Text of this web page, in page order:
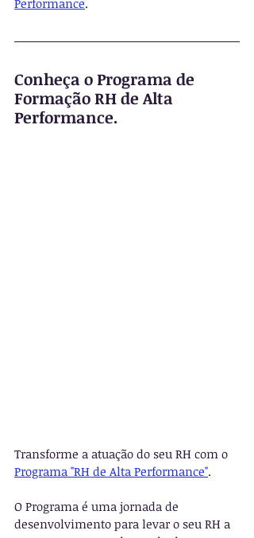
Performance.
Conheça o Programa de
Formação RH de Alta
Performance.
Transforme a atuação do seu RH com o
Programa "RH de Alta Performance".
O Programa é uma jornada de
desenvolvimento para levar o seu RH a